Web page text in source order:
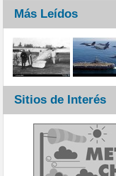
Más Leídos
Sitios de Interés